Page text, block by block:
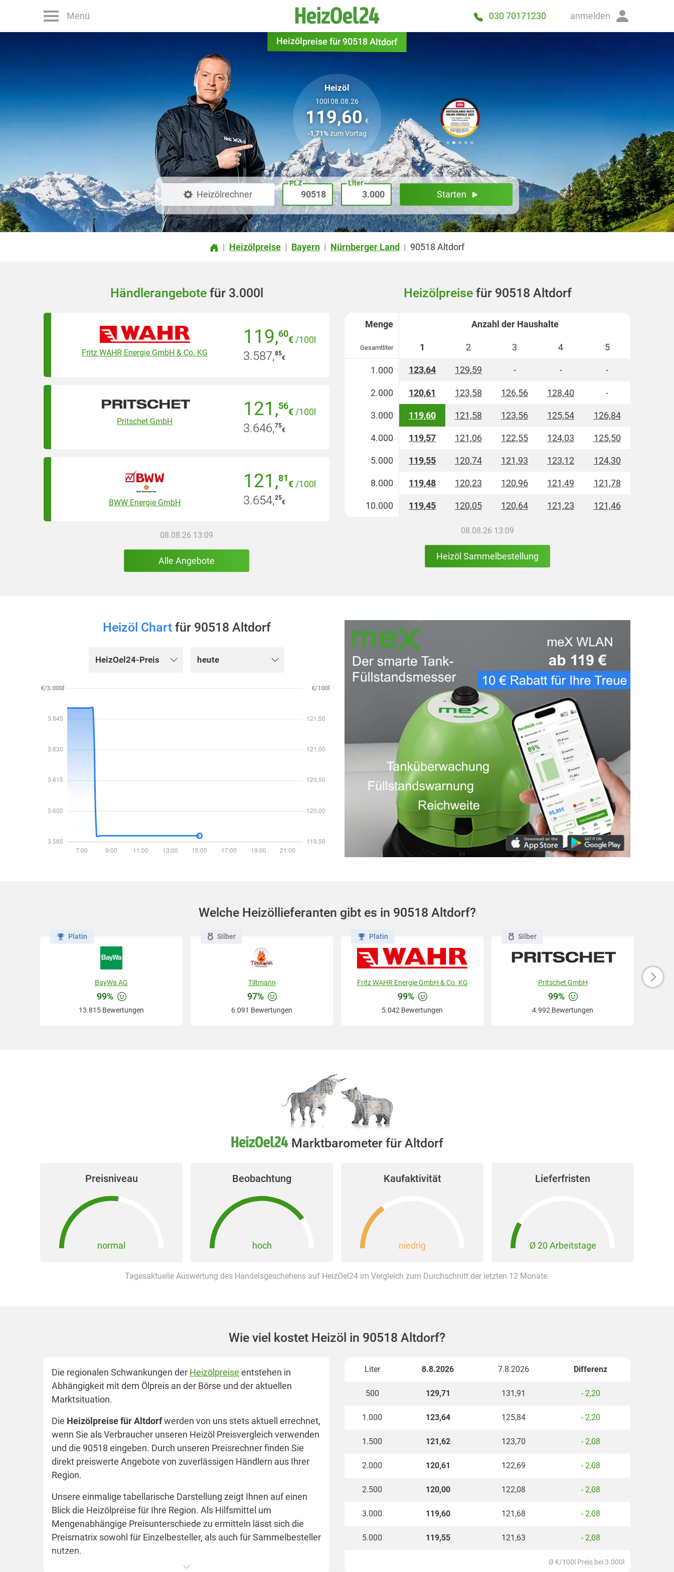
Menü 030 70171230 anmelden
Heizölpreise für 90518 Altdorf
Heizöl
100l 08.08.26
119,60 €
-1,71%zum Vortag
| Heizölpreise | Bayern | Nürnberger Land | 90518 Altdorf
Händlerangebotefür 3.000l
Fritz WAHR Energie GmbH & Co. KG
119,60
€ /100l
3.587,85
€
Pritschet GmbH
121 ,56
€ /100l
3.646,75
€
BWW Energie GmbH
121 ,81
€ /100l
3.654,25
€
08.08.26 13:09
Alle Angebote
Heizölpreisefür 90518 Altdorf
Menge Anzahl der Haushalte
Gesamtliter 1 2 3 4 5
1.000 123,64 129,59 - - -
2.000 120,61 123,58 126,56 128,40 -
3.000 119,60 121,58 123,56 125,54 126,84
4.000 119,57 121,06 122,55 124,03 125,50
5.000 119,55 120,74 121,93 123,12 124,30
8.000 119,48 120,23 120,96 121,49 121,78
10.000 119,45 120,05 120,64 121,23 121,46
08.08.26 13:09
Heizöl Sammelbestellung
Heizöl Chartfür 90518 Altdorf
HeizOel24-Preis heute
€/3.000l €/100l
Welche Heizöllieferanten gibt es in 90518 Altdorf?
Platin
BayWa AG
99%
13.815 Bewertungen
Silber
Tiltmann
97%
6.091 Bewertungen
Platin
Fritz WAHR Energie GmbH & Co. KG
99%
5.042 Bewertungen
Silber
Pritschet GmbH
99%
4.992 Bewertungen
Marktbarometer für Altdorf
Preisniveau
normal
Beobachtung
hoch
Kaufaktivität
niedrig
Lieferfristen
Ø 20 Arbeitstage
Tagesaktuelle Auswertung des Handelsgeschehens auf HeizOel24 im Vergleich zum Durchschnitt der letzten 12 Monate.
Wie viel kostet Heizöl in 90518 Altdorf?
Die regionalen Schwankungen der Heizölpreise entstehen in
Abhängigkeit mit dem Ölpreis an der Börse und der aktuellen
Marktsituation.
Die Heizölpreise für Altdorfwerden von uns stets aktuell errechnet,
wenn Sie als Verbraucher unseren Heizöl Preisvergleich verwenden
und die 90518 eingeben. Durch unseren Preisrechner finden Sie
direkt preiswerte Angebote von zuverlässigen Händlern aus Ihrer
Region.
Unsere einmalige tabellarische Darstellung zeigt Ihnen auf einen
Blick die Heizölpreise für Ihre Region. Als Hilfsmittel um
Mengenabhängige Preisunterschiede zu ermitteln lässt sich die
Preismatrix sowohl für Einzelbesteller, als auch für Sammelbesteller
nutzen.
Liter 8.8.2026 7.8.2026 Differenz
500 129,71 131,91 - 2,20
1.000 123,64 125,84 - 2,20
1.500 121,62 123,70 - 2,08
2.000 120,61 122,69 - 2,08
2.500 120,00 122,08 - 2,08
3.000 119,60 121,68 - 2,08
5.000 119,55 121,63 - 2,08
Ø €/100l Preis bei 3.000l
Heizölrechner
PLZ Liter
Starten